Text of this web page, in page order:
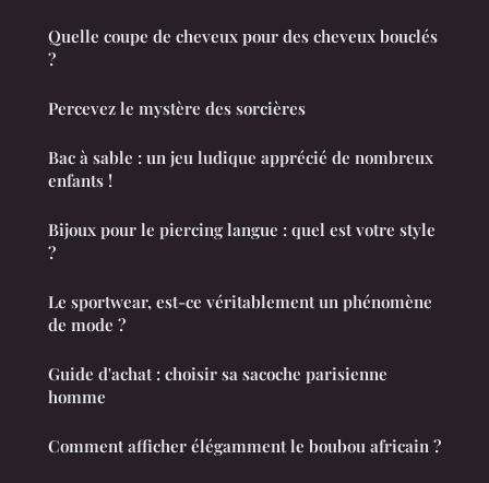
Quelle coupe de cheveux pour des cheveux bouclés
?
Percevez le mystère des sorcières
Bac à sable : un jeu ludique apprécié de nombreux
enfants !
Bijoux pour le piercing langue : quel est votre style
?
Le sportwear, est-ce véritablement un phénomène
de mode ?
Guide d'achat : choisir sa sacoche parisienne
homme
Comment afficher élégamment le boubou africain ?